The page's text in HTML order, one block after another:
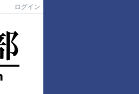
ログイン